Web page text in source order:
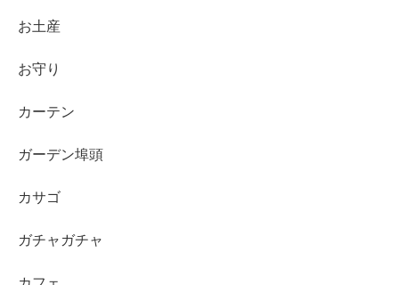
お土産
お守り
カーテン
ガーデン埠頭
カサゴ
ガチャガチャ